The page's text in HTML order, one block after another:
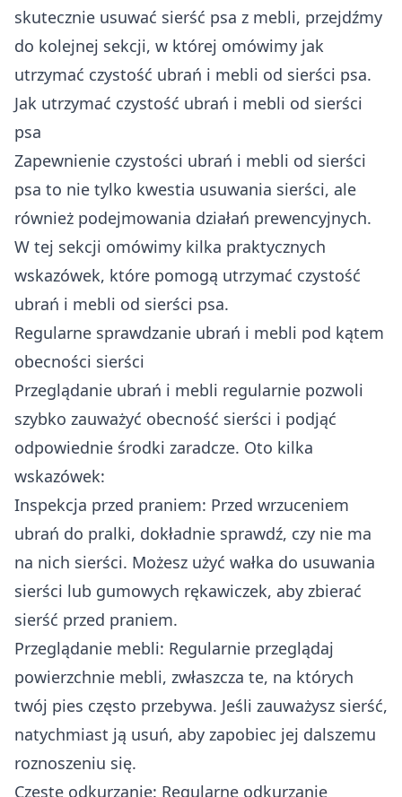
skutecznie usuwać sierść psa z mebli, przejdźmy
do kolejnej sekcji, w której omówimy jak
utrzymać czystość ubrań i mebli od sierści psa.
Jak utrzymać czystość ubrań i mebli od sierści
psa
Zapewnienie czystości ubrań i mebli od sierści
psa to nie tylko kwestia usuwania sierści, ale
również podejmowania działań prewencyjnych.
W tej sekcji omówimy kilka praktycznych
wskazówek, które pomogą utrzymać czystość
ubrań i mebli od sierści psa.
Regularne sprawdzanie ubrań i mebli pod kątem
obecności sierści
Przeglądanie ubrań i mebli regularnie pozwoli
szybko zauważyć obecność sierści i podjąć
odpowiednie środki zaradcze. Oto kilka
wskazówek:
Inspekcja przed praniem: Przed wrzuceniem
ubrań do pralki, dokładnie sprawdź, czy nie ma
na nich sierści. Możesz użyć wałka do usuwania
sierści lub gumowych rękawiczek, aby zbierać
sierść przed praniem.
Przeglądanie mebli: Regularnie przeglądaj
powierzchnie mebli, zwłaszcza te, na których
twój pies często przebywa. Jeśli zauważysz sierść,
natychmiast ją usuń, aby zapobiec jej dalszemu
roznoszeniu się.
Częste odkurzanie: Regularne odkurzanie